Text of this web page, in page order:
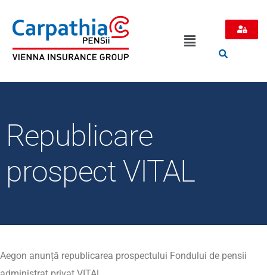
Republicare
prospect VITAL
Aegon anunță republicarea prospectului Fondului de pensii